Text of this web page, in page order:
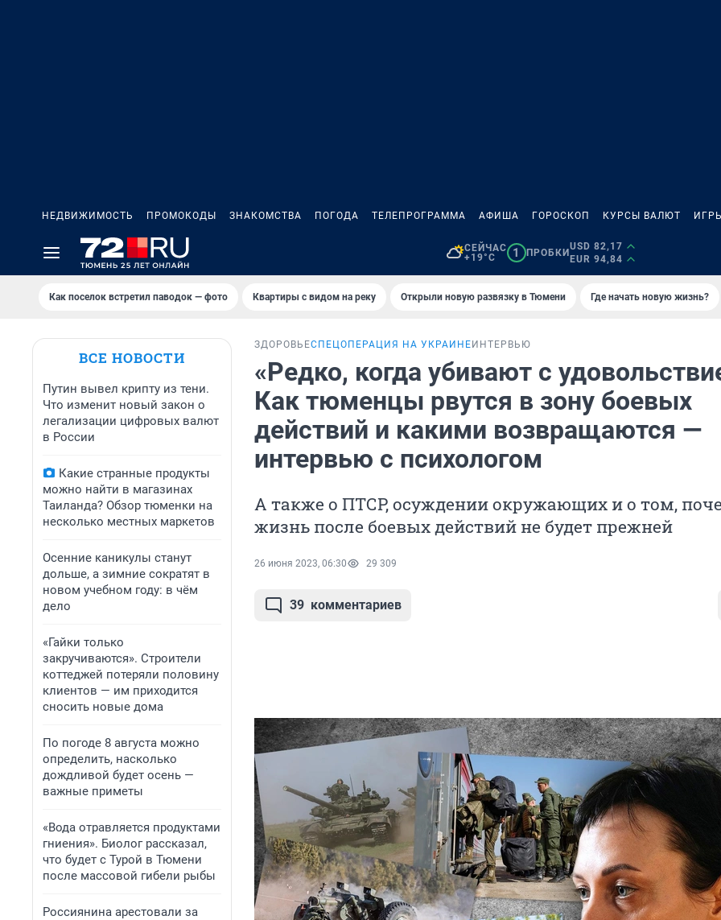
НЕДВИЖИМОСТЬ ПРОМОКОДЫ ЗНАКОМСТВА ПОГОДА ТЕЛЕПРОГРАММА АФИША ГОРОСКОП КУРСЫ ВАЛЮТ ИГРЫ
СЕЙЧАС
+19°C
1 ПРОБКИ
USD 82,17
EUR 94,84
Как поселок встретил паводок — фото Квартиры с видом на реку Открыли новую развязку в Тюмени Где начать новую жизнь?
ВСЕ НОВОСТИ
Путин вывел крипту из тени.
Что изменит новый закон о
легализации цифровых валют
в России
Какие странные продукты
можно найти в магазинах
Таиланда? Обзор тюменки на
несколько местных маркетов
Осенние каникулы станут
дольше, а зимние сократят в
новом учебном году: в чём
дело
«Гайки только
закручиваются». Строители
коттеджей потеряли половину
клиентов — им приходится
сносить новые дома
По погоде 8 августа можно
определить, насколько
дождливой будет осень —
важные приметы
«Вода отравляется продуктами
гниения». Биолог рассказал,
что будет с Турой в Тюмени
после массовой гибели рыбы
Россиянина арестовали за
ЗДОРОВЬЕСПЕЦОПЕРАЦИЯ НА УКРАИНЕ ИНТЕРВЬЮ
«Редко, когда убивают с
Как тюменцы рвутся в зону боевых
действий и какими возвращаются —
интервью с психологом
А также о ПТСР, осуждении окружающих и о том,
жизнь после боевых действий не будет прежней
26 июня 2023, 06:30 29 309
39 комментариев